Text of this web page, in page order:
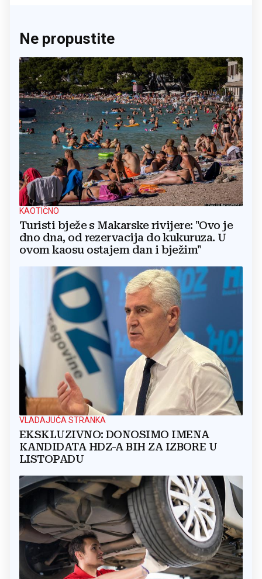
Ne propustite
KAOTIČNO
Turisti bježe s Makarske rivijere: "Ovo je
dno dna, od rezervacija do kukuruza. U
ovom kaosu ostajem dan i bježim"
VLADAJUĆA STRANKA
EKSKLUZIVNO: DONOSIMO IMENA
KANDIDATA HDZ-A BIH ZA IZBORE U
LISTOPADU